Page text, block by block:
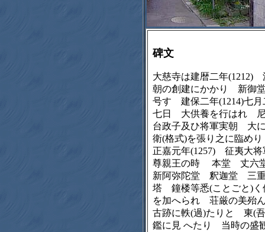
碑文
大慈寺は建暦二年(1212)
朝の創建にかかり 新御
号す 建保二年(1214)七月
七日 大供養を行はれ
台政子及ひ将軍実朝 大
衛(格式)を張り之に臨め
正嘉元年(1257) 征夷大将
尊親王の時 本堂 丈
新阿弥陀堂 釈迦堂 三
塔 鐘楼等悉(ことごと)く
を加へられ 荘厳の美殆
古跡に軼(過)たりと 東(
鑑に見 へたり 当時の盛